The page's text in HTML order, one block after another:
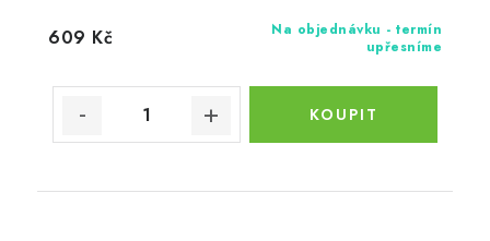
Na objednávku - termín
upřesníme
609 Kč